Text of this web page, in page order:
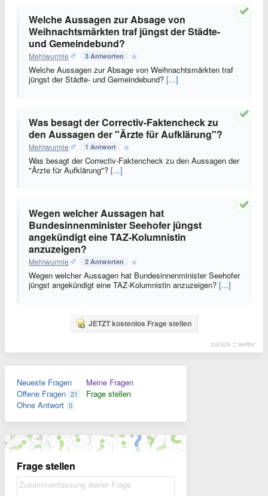
Welche Aussagen zur Absage von
Weihnachtsmärkten traf jüngst der Städte-
und Gemeindebund?
Mehlwurmle 3 Antworten
Welche Aussagen zur Absage von Weihnachtsmärkten traf
jüngst der Städte- und Gemeindebund? [...]
Was besagt der Correctiv-Faktencheck zu
den Aussagen der "Ärzte für Aufklärung"?
Mehlwurmle 1 Antwort
Was besagt der Correctiv-Faktencheck zu den Aussagen der
"Ärzte für Aufklärung"? [...]
Wegen welcher Aussagen hat
Bundesinnenminister Seehofer jüngst
angekündigt eine TAZ-Kolumnistin
anzuzeigen?
Mehlwurmle 2 Antworten
Wegen welcher Aussagen hat Bundesinnenminister Seehofer
jüngst angekündigt eine TAZ-Kolumnistin anzuzeigen? [...]
JETZT kostenlos Frage stellen
zurück :: weiter
Neueste Fragen
Offene Fragen 21
Ohne Antwort 0
Meine Fragen
Frage stellen
Frage stellen